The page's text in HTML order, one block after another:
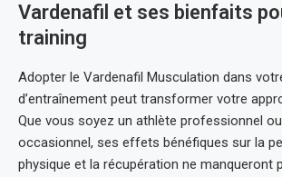
Vardenafil et ses bienfaits
training
Adopter le Vardenafil Musculation dans
d’entraînement peut transformer votre
Que vous soyez un athlète professionnel
occasionnel, ses effets bénéfiques sur la
physique et la récupération ne manqueront